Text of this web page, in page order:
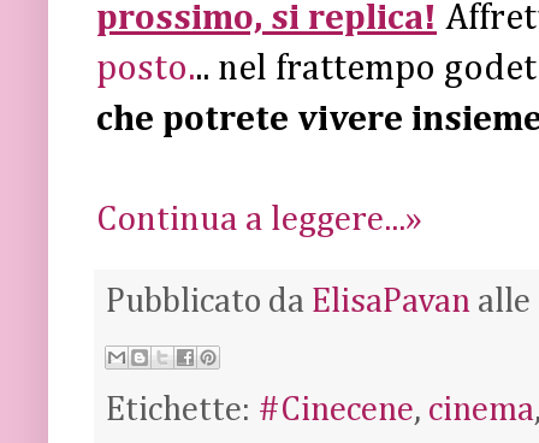
prossimo, si replica!
posto... nel frattempo
che potrete vivere
Continua a leggere...»
Pubblicato da ElisaPavan alle
Etichette: #Cinecene, cinema